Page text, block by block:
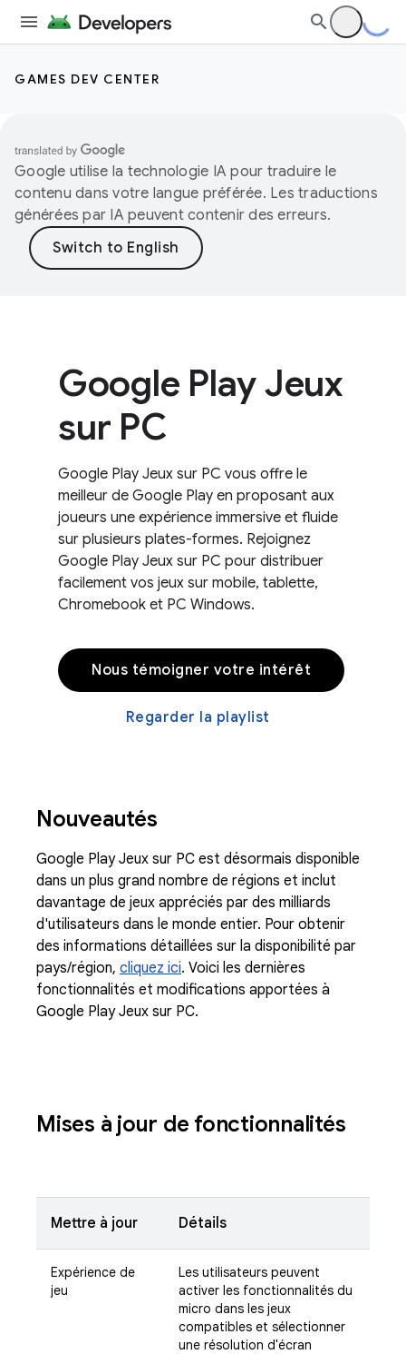
GAMES DEV CENTER
Google utilise la technologie IA pour traduire le
contenu dans votre langue préférée. Les traductions
générées par IA peuvent contenir des erreurs.
Google Play Jeux
sur PC
Google Play Jeux sur PC vous offre le
meilleur de Google Play en proposant aux
joueurs une expérience immersive et fluide
sur plusieurs plates-formes. Rejoignez
Google Play Jeux sur PC pour distribuer
facilement vos jeux sur mobile, tablette,
Chromebook et PC Windows.
Nous témoigner votre intérêt
Regarder la playlist
Nouveautés
Google Play Jeux sur PC est désormais disponible
dans un plus grand nombre de régions et inclut
davantage de jeux appréciés par des milliards
d'utilisateurs dans le monde entier. Pour obtenir
des informations détaillées sur la disponibilité par
pays/région, cliquez ici. Voici les dernières
fonctionnalités et modifications apportées à
Google Play Jeux sur PC.
Mises à jour de fonctionnalités
Mettre à jour Détails
Expérience de
jeu
Les utilisateurs peuvent
activer les fonctionnalités du
micro dans les jeux
compatibles et sélectionner
une résolution d'écran